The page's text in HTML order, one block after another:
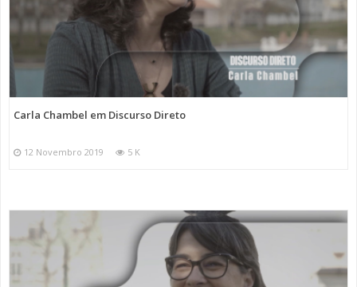
Carla Chambel em Discurso Direto
12 Novembro 2019 5 K